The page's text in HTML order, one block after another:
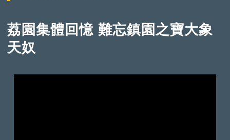
荔園集體回憶 難忘鎮園之寶大象
天奴